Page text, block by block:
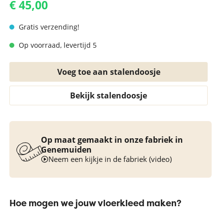
€ 45,00
Gratis verzending!
Op voorraad, levertijd 5
Voeg toe aan stalendoosje
Bekijk stalendoosje
Op maat gemaakt in onze fabriek in
Genemuiden
Neem een kijkje in de fabriek (video)
Hoe mogen we jouw vloerkleed maken?